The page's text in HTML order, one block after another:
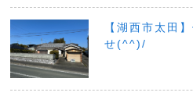
【湖西市太田
せ(^^)/